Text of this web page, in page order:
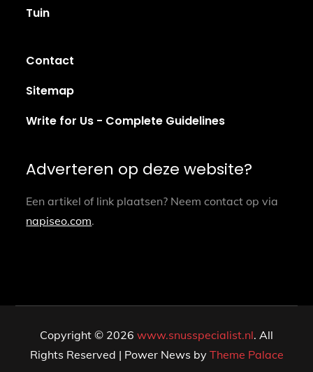
Tuin
Contact
Sitemap
Write for Us - Complete Guidelines
Adverteren op deze website?
Een artikel of link plaatsen? Neem contact op via
napiseo.com.
Copyright © 2026 www.snusspecialist.nl. All
Rights Reserved | Power News by Theme Palace